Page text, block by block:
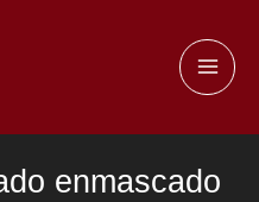
enmascado